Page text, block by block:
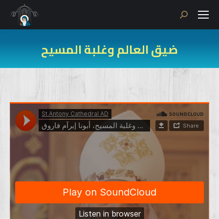
Search:
ضيق العالم وغلبة المسيح